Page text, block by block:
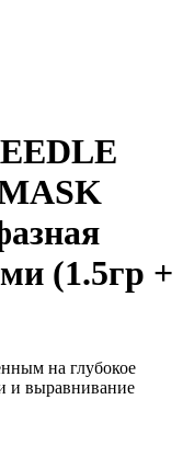
(1.5гр +
на глубокое
и выравнивание